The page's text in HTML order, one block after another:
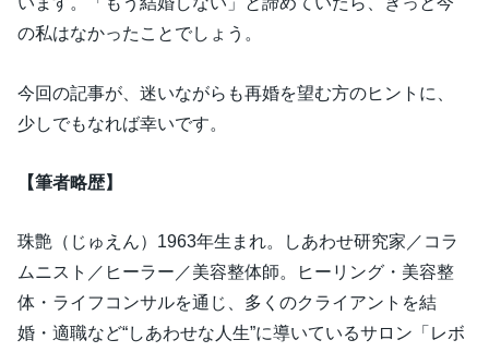
の私はなかったことでしょう。
今回の記事が、迷いながらも再婚を望む方のヒントに、
少しでもなれば幸いです。
【筆者略歴】
珠艶（じゅえん）1963年生まれ。しあわせ研究家／コラ
ムニスト／ヒーラー／美容整体師。ヒーリング・美容整
体・ライフコンサルを通じ、多くのクライアントを結
婚・適職など“しあわせな人生”に導いているサロン「レボ